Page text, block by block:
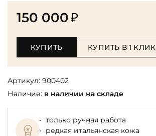
150 000₽
КУПИТЬ КУПИТЬ В 1 КЛИК
Артикул: 900402
Наличие: в наличии на складе
только ручная работа
редкая итальянская кожа